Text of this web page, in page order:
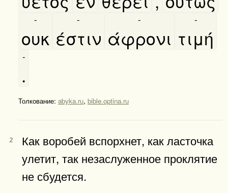
ουκ
-
έστιν
-
άφρονι
-
τιμή
-
.
-
Толкование: abyka.ru, bible.optina.ru
2
Как воробей вспорхнет, как ласточка
улетит, так незаслуженное проклятие
не сбудется.